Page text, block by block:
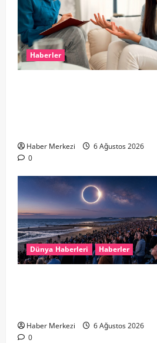
Haberler
Haber Merkezi
6 Ağustos 2026
0
Dünya Haberleri Haberler
Haber Merkezi
6 Ağustos 2026
0